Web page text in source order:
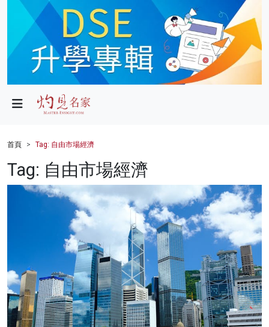
政局
財經
健康
名家榜
灼見活動
首頁 Tag: 自由市場經濟
Tag: 自由市場經濟